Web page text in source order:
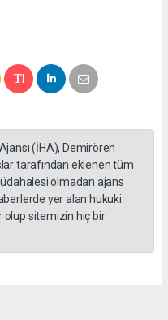
(İHA), Demirören
tarafından eklenen tüm
olmadan ajans
yer alan hukuki
olup sitemizin hiç bir